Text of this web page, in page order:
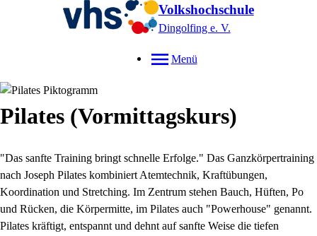
Volkshochschule
Dingolfing e. V.
Menü
Pilates (Vormittagskurs)
"Das sanfte Training bringt schnelle Erfolge." Das Ganzkörpertraining
nach Joseph Pilates kombiniert Atemtechnik, Kraftübungen,
Koordination und Stretching. Im Zentrum stehen Bauch, Hüften, Po
und Rücken, die Körpermitte, im Pilates auch "Powerhouse" genannt.
Pilates kräftigt, entspannt und dehnt auf sanfte Weise die tiefen